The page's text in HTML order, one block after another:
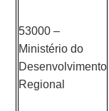
53000 –
Ministério do
Desenvolvimento
Regional